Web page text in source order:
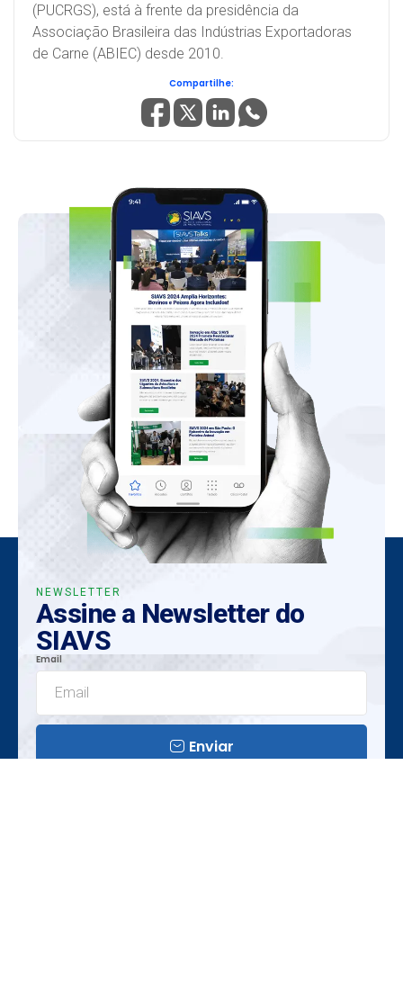
(PUCRGS), está à frente da presidência da
Associação Brasileira das Indústrias Exportadoras
de Carne (ABIEC) desde 2010.
Compartilhe:
NEWSLETTER
Assine a Newsletter do
SIAVS
Email
Enviar